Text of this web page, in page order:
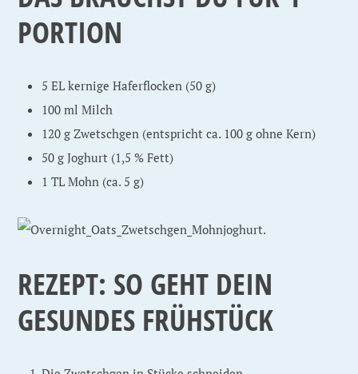
PORTION
5 EL kernige Haferflocken (50 g)
100 ml Milch
120 g Zwetschgen (entspricht ca. 100 g ohne Kern)
50 g Joghurt (1,5 % Fett)
1 TL Mohn (ca. 5 g)
REZEPT: SO GEHT DEIN
GESUNDES FRÜHSTÜCK